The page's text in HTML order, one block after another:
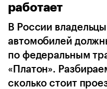
работает
В России
автомобилей
по федеральным
«Платон».
сколько стоит